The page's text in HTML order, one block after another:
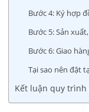
Bước 4: Ký hợp
Bước 5: Sản
Bước 6: Giao
Tại sao nên đặt
Kết luận quy